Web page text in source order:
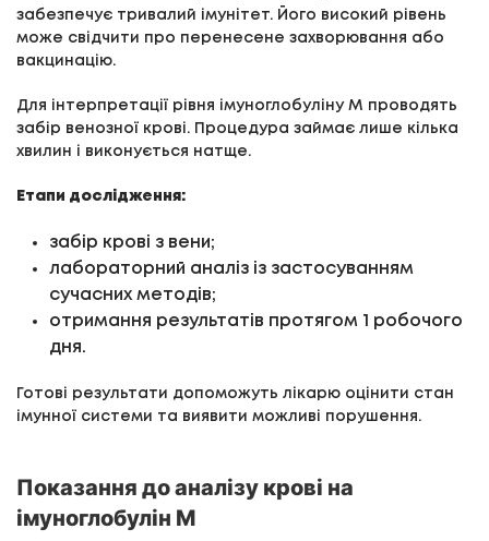
забезпечує тривалий імунітет. Його високий рівень
може свідчити про перенесене захворювання або
вакцинацію.
Для інтерпретації рівня імуноглобуліну М проводять
забір венозної крові. Процедура займає лише кілька
хвилин і виконується натще.
Етапи дослідження:
забір крові з вени;
лабораторний аналіз із застосуванням
сучасних методів;
отримання результатів протягом 1 робочого
дня.
Готові результати допоможуть лікарю оцінити стан
імунної системи та виявити можливі порушення.
Показання до аналізу крові на
імуноглобулін М